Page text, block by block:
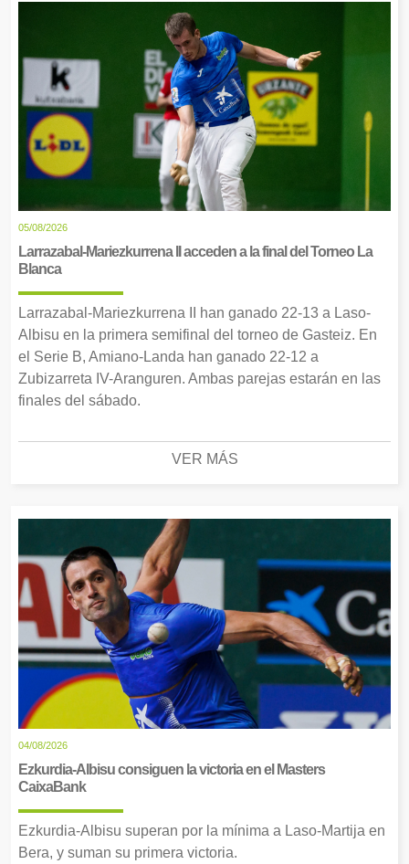
05/08/2026
Larrazabal-Mariezkurrena II acceden a la final del Torneo La
Blanca
Larrazabal-Mariezkurrena II han ganado 22-13 a Laso-
Albisu en la primera semifinal del torneo de Gasteiz. En
el Serie B, Amiano-Landa han ganado 22-12 a
Zubizarreta IV-Aranguren. Ambas parejas estarán en las
finales del sábado.
VER MÁS
04/08/2026
Ezkurdia-Albisu consiguen la victoria en el Masters
CaixaBank
Ezkurdia-Albisu superan por la mínima a Laso-Martija en
Bera, y suman su primera victoria.